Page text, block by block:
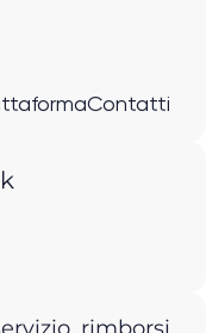
Contatti